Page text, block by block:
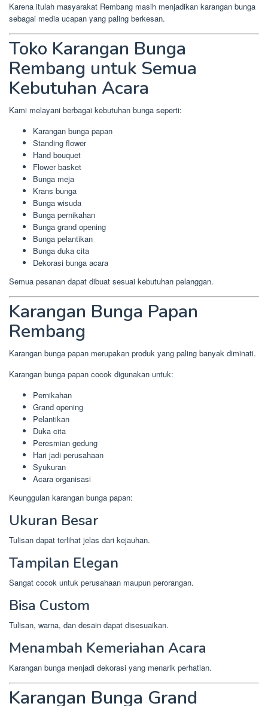
Karena itulah masyarakat Rembang masih menjadikan karangan bunga
sebagai media ucapan yang paling berkesan.
Toko Karangan Bunga
Rembang untuk Semua
Kebutuhan Acara
Kami melayani berbagai kebutuhan bunga seperti:
Karangan bunga papan
Standing flower
Hand bouquet
Flower basket
Bunga meja
Krans bunga
Bunga wisuda
Bunga pernikahan
Bunga grand opening
Bunga pelantikan
Bunga duka cita
Dekorasi bunga acara
Semua pesanan dapat dibuat sesuai kebutuhan pelanggan.
Karangan Bunga Papan
Rembang
Karangan bunga papan merupakan produk yang paling banyak diminati.
Karangan bunga papan cocok digunakan untuk:
Pernikahan
Grand opening
Pelantikan
Duka cita
Peresmian gedung
Hari jadi perusahaan
Syukuran
Acara organisasi
Keunggulan karangan bunga papan:
Ukuran Besar
Tulisan dapat terlihat jelas dari kejauhan.
Tampilan Elegan
Sangat cocok untuk perusahaan maupun perorangan.
Bisa Custom
Tulisan, warna, dan desain dapat disesuaikan.
Menambah Kemeriahan Acara
Karangan bunga menjadi dekorasi yang menarik perhatian.
Karangan Bunga Grand